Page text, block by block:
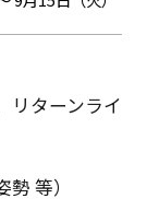
リターンライ
等）